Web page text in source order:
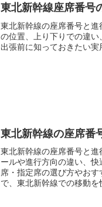
東北新幹線座席番号
東北新幹線の座席番号と
の位置、上り下りでの違
出張前に知っておきたい実
東北新幹線の座席番
東北新幹線の座席番号と
ールや進行方向の違い、
席・指定席の選び方やお
で、東北新幹線での移動を